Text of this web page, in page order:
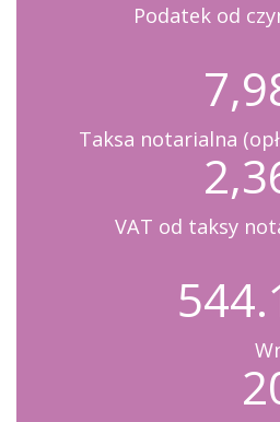
Podatek od
Taksa notarialna
VAT od taksy